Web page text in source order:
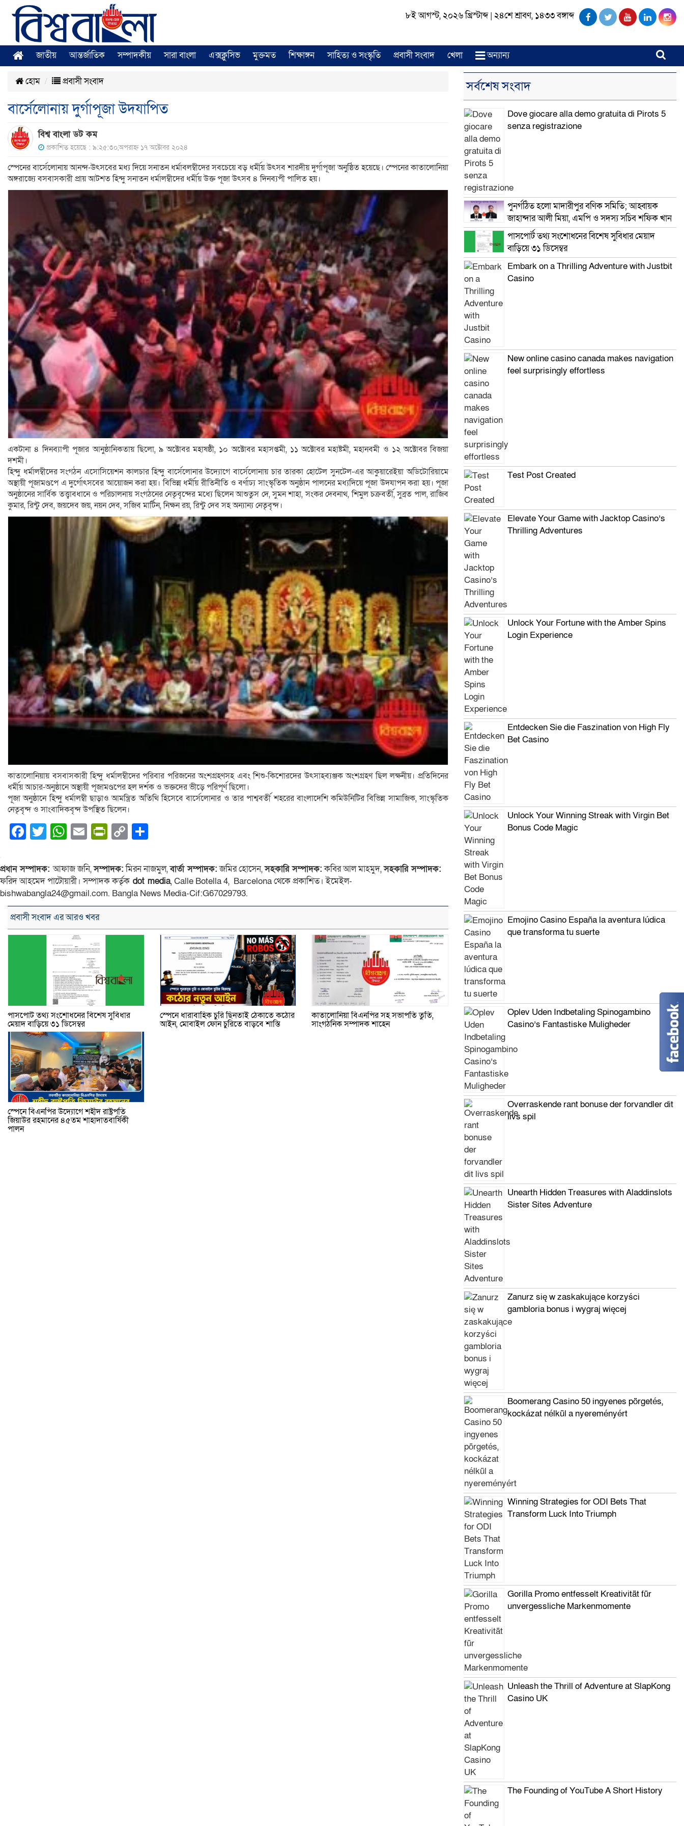
৮ই আগস্ট, ২০২৬ খ্রিস্টাব্দ| ২৪শে শ্রাবণ, ১৪৩৩ বঙ্গাব্দ
জাতীয় আন্তর্জাতিক সম্পাদকীয় সারা বাংলা এক্সক্লুসিভ মুক্তমত শিক্ষাঙ্গন সাহিত্য ও সংস্কৃতি প্রবাসী সংবাদ খেলা অন্যান্য
হোম প্রবাসী সংবাদ
বার্সেলোনায় দুর্গাপূজা উদযাপিত
বিশ্ব বাংলা ডট কম
প্রকাশিত হয়েছে : ৯:২৫:৩০,অপরাহ্ন ১৭ অক্টোবর ২০২৪
স্পেনের বার্সেলোনায় আনন্দ-উৎসবের মধ্য দিয়ে সনাতন ধর্মাবলম্বীদের সবচেয়ে বড় ধর্মীয় উৎসব শারদীয় দুর্গাপূজা অনুষ্ঠিত হয়েছে। স্পেনের কাতালোনিয়া
অঙ্গরাজ্যে বসবাসকারী প্রায় আটশত হিন্দু সনাতন ধর্মালম্বীদের ধর্মীয় উক্ত পূজা উৎসব ৪ দিনব্যপী পালিত হয়।
একটানা ৪ দিনব্যাপী পূজার আনুষ্ঠানিকতায় ছিলো, ৯ অক্টোবর মহাষষ্ঠী, ১০ অক্টোবর মহাসপ্তমী, ১১ অক্টোবর মহাষ্টমী, মহানবমী ও ১২ অক্টোবর বিজয়া
দশমী।
হিন্দু ধর্মালম্বীদের সংগঠন এসোসিয়েশন কালচার হিন্দু বার্সেলোনার উদ্যোগে বার্সেলোনায় চার তারকা হোটেল সুনটেল-এর আকুয়ারেইয়া অডিটোরিয়ামে
অস্থায়ী পূজামণ্ডপে এ দুর্গোৎসবের আয়োজন করা হয়। বিভিন্ন ধর্মীয় রীতিনীতি ও বর্ণাঢ্য সাংস্কৃতিক অনুষ্ঠান পালনের মধ্যদিয়ে পূজা উদযাপন করা হয়। পূজা
অনুষ্ঠানের সার্বিক তত্ত্বাবধানে ও পরিচালনায় সংগঠনের নেতৃবৃন্দের মধ্যে ছিলেন আশুতুস দে, সুমন শাহা, সংকর দেবনাথ, শিমুল চক্রবর্তী, সুব্রত পাল, রাজিব
কুমার, রিন্টু দেব, জয়দেব জয়, নয়ন দেব, সজিব মার্টিন, নিক্ষন রয়, রিন্টু দেব সহ অন্যান্য নেতৃবৃন্দ।
কাতালোনিয়ায় বসবাসকারী হিন্দু ধর্মালম্বীদের পরিবার পরিজনের অংশগ্রহণসহ এবং শিশু-কিশোরদের উৎসাহব্যঞ্জক অংশগ্রহণ ছিল লক্ষনীয়। প্রতিদিনের
ধর্মীয় আচার-অনুষ্ঠানে অস্থায়ী পূজামণ্ডপের হল দর্শক ও ভক্তদের ভীড়ে পরিপূর্ণ ছিলো।
পূজা অনুষ্ঠানে হিন্দু ধর্মালম্বী ছাড়াও আমন্ত্রিত অতিথি হিসেবে বার্সেলোনার ও তার পাশ্ববর্তী শহরের বাংলাদেশি কমিউনিটির বিভিন্ন সামাজিক, সাংস্কৃতিক
নেতৃবৃন্দ ও সাংবাদিকবৃন্দ উপস্থিত ছিলেন।
Facebook
Twitter
WhatsApp
EmailPrintFriendly
Copy
প্রধান সম্পাদক:আফাজ জনি,সম্পাদক:মিরন নাজমুল,বার্তা সম্পাদক:জমির হোসেন,সহকারি সম্পাদক:কবির আল মাহমুদ,সহকারি সম্পাদক:
ফরিদ আহমেদ পাটোয়ারী। সম্পাদক কর্তৃক dot media, Calle Botella 4, Barcelona থেকে প্রকাশিত। ইমেইল-
bishwabangla24@gmail.com. Bangla News Media-Cif:G67029793.
প্রবাসী সংবাদ এর আরও খবর
পাসপোর্ট তথ্য সংশোধনের বিশেষ সুবিধার
মেয়াদ বাড়িয়ে ৩১ ডিসেম্বর
স্পেনে ধারাবাহিক চুরি ছিনতাই ঠেকাতে কঠোর
আইন, মোবাইল ফোন চুরিতে বাড়বে শাস্তি
কাতালোনিয়া বিএনপির সহ সভাপতি তুতি,
সাংগঠনিক সম্পাদক শাহেন
স্পেনে বিএনপির উদ্যোগে শহীদ রাষ্ট্রপতি
জিয়াউর রহমানের ৪৫তম শাহাদাতবার্ষিকী
পালন
সর্বশেষ সংবাদ
Dove giocare alla demo gratuita di Pirots 5
senza registrazione
পুনর্গঠিত হলো মাদারীপুর বণিক সমিতি; আহ্বায়ক
জাহান্দার আলী মিয়া, এমপি ও সদস্য সচিব শফিক খান
পাসপোর্ট তথ্য সংশোধনের বিশেষ সুবিধার মেয়াদ
বাড়িয়ে ৩১ ডিসেম্বর
Embark on a Thrilling Adventure with Justbit
Casino
New online casino canada makes navigation
feel surprisingly effortless
Test Post Created
Elevate Your Game with Jacktop Casino’s
Thrilling Adventures
Unlock Your Fortune with the Amber Spins
Login Experience
Entdecken Sie die Faszination von High Fly
Bet Casino
Unlock Your Winning Streak with Virgin Bet
Bonus Code Magic
Emojino Casino España la aventura lúdica
que transforma tu suerte
Oplev Uden Indbetaling Spinogambino
Casino’s Fantastiske Muligheder
Overraskende rant bonuse der forvandler dit
livs spil
Unearth Hidden Treasures with Aladdinslots
Sister Sites Adventure
Zanurz się w zaskakujące korzyści
gambloria bonus i wygraj więcej
Boomerang Casino 50 ingyenes pörgetés,
kockázat nélkül a nyereményért
Winning Strategies for ODI Bets That
Transform Luck Into Triumph
Gorilla Promo entfesselt Kreativität für
unvergessliche Markenmomente
Unleash the Thrill of Adventure at SlapKong
Casino UK
The Founding of YouTube A Short History